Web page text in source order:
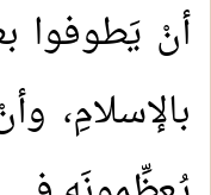
أنْ يَطوفوا
بالإسلامِ،